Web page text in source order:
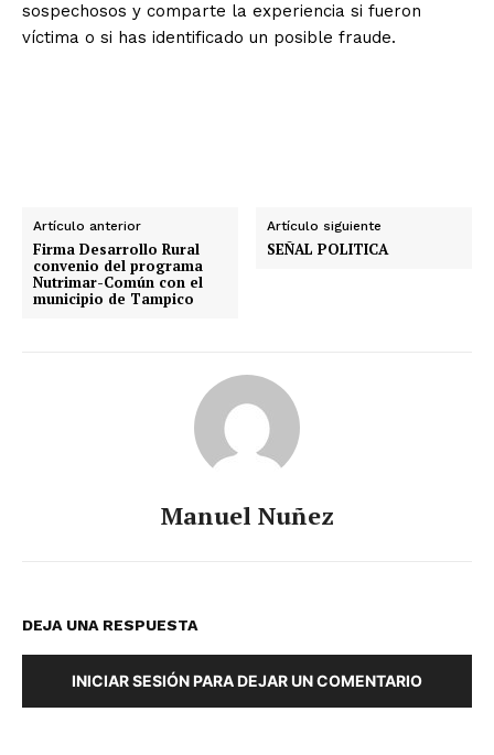
sospechosos y comparte la experiencia si fueron
víctima o si has identificado un posible fraude.
Artículo anterior
Firma Desarrollo Rural
convenio del programa
Nutrimar-Común con el
municipio de Tampico
Artículo siguiente
SEÑAL POLITICA
Manuel Nuñez
DEJA UNA RESPUESTA
INICIAR SESIÓN PARA DEJAR UN COMENTARIO